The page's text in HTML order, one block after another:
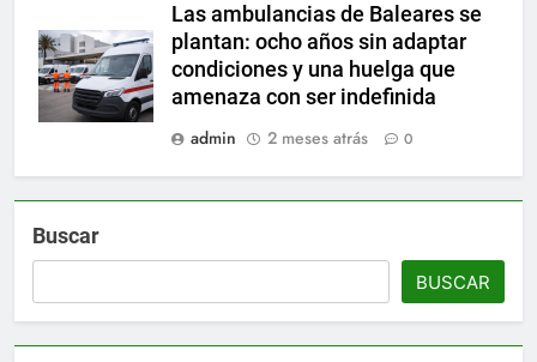
Las ambulancias de Baleares se
plantan: ocho años sin adaptar
condiciones y una huelga que
amenaza con ser indefinida
admin
2 meses atrás 0
Buscar
BUSCAR